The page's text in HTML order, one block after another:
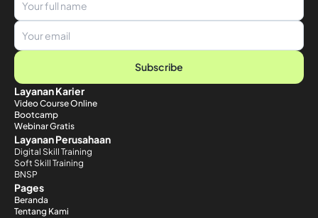
Subscribe
Layanan Karier
Video Course Online
Bootcamp
Webinar Gratis
Layanan Perusahaan
Digital Skill Training
Soft Skill Training
BNSP
Pages
Beranda
Tentang Kami